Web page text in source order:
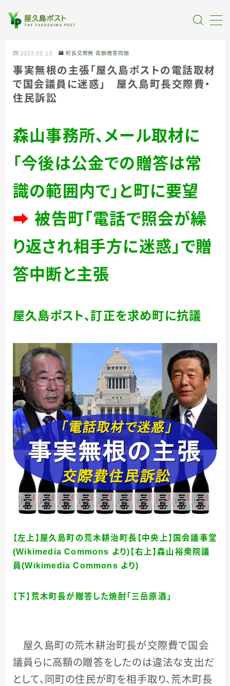
全記事カテゴリー
私たちについて
受賞・報道
情報提供
2023.05.13 町長交際費 高額贈答問題
事実無根の主張「屋久島ポストの電話取材
で国会議員に迷惑」 屋久島町長交際費・
住民訴訟
森山事務所、メール取材に
「今後は公金での贈答は常
識の範囲内で」と町に要望
➡ 被告町「電話で照会が繰
り返され相手方に迷惑」で贈
答中断と主張
屋久島ポスト、訂正を求め町に抗議
【左上】屋久島町の荒木耕治町長【中央上】国会議事堂
(Wikimedia Commons より)【右上】森山裕衆院議
員(Wikimedia Commons より)
【下】荒木町長が贈答した焼酎「三岳原酒」
屋久島町の荒木耕治町長が交際費で国会
議員らに高額の贈答をしたのは違法な支出だ
として、同町の住民が町を相手取り、荒木町長